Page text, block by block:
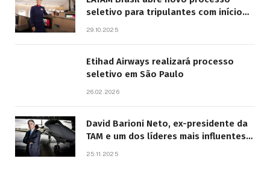
seletivo para tripulantes com início
29.10.2025
Etihad Airways realizará processo
seletivo em São Paulo
26.02.2026
David Barioni Neto, ex-presidente da
TAM e um dos líderes mais influentes
25.11.2025